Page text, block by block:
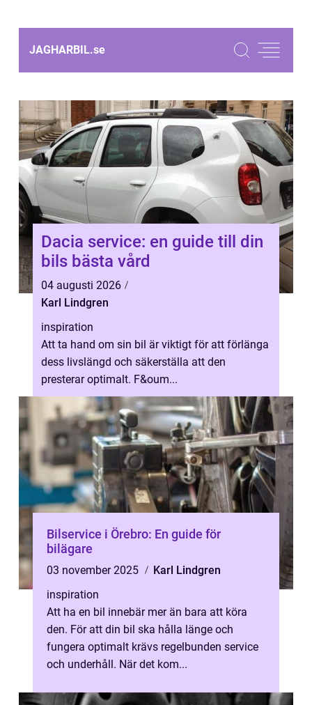
JAGHARBIL.se
Dacia service: en guide till din
bils bästa vård
04 augusti 2026
Karl Lindgren
inspiration
Att ta hand om sin bil är viktigt för att förlänga
dess livslängd och säkerställa att den
presterar optimalt. F&oum...
Bilservice i Örebro: En guide för
bilägare
03 november 2025
Karl Lindgren
inspiration
Att ha en bil innebär mer än bara att köra
den. För att din bil ska hålla länge och
fungera optimalt krävs regelbunden service
och underhåll. När det kom...